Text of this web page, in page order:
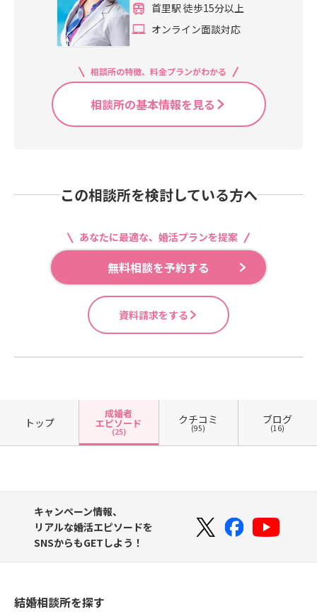
首里駅 徒歩15分以上
オンライン面談対応
相談所の特徴、料金プランがわかる
相談所の基本情報を見る
この相談所を検討している方へ
あなたに最適な、婚活プランを提案
無料相談を予約する
資料請求をする
トップ
成婚者
エピソード
(25)
クチコミ
(95)
ブログ
(16)
キャンペーン情報、
リアルな婚活エピソードを
SNSからもGETしよう！
結婚相談所を探す